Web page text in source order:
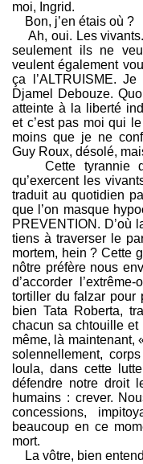
moi, Ingrid.
Bon, j’en étais où ?
Ah, oui. Les
seulement ils ne
veulent également
ça l’ALTRUISME.
Djamel Debouze.
atteinte à la liberté
et c’est pas moi qui
moins que je ne
Guy Roux, désolé,
Cette tyrannie du
qu’exercent les
traduit au quotidien
que l’on masque
PREVENTION. D’où
tiens à traverser le
mortem, hein ? Cette
nôtre préfère nous
d’accorder
tortiller du falzar pour
bien Tata Roberta,
chacun sa chtouille et
même, là maintenant,
solennellement,
loula, dans cette
défendre notre droit
humains : crever.
concessions,
beaucoup en ce
mort.
La vôtre, bien